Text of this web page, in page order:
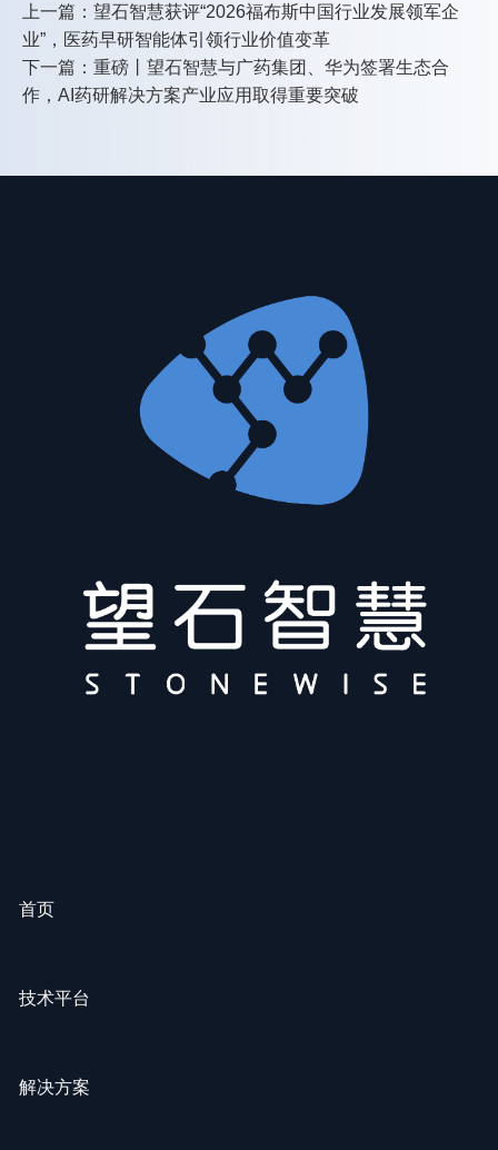
上一篇：望石智慧获评“2026福布斯中国行业发展领军企
业”，医药早研智能体引领行业价值变革
下一篇：重磅丨望石智慧与广药集团、华为签署生态合
作，AI药研解决方案产业应用取得重要突破
首页
技术平台
解决方案